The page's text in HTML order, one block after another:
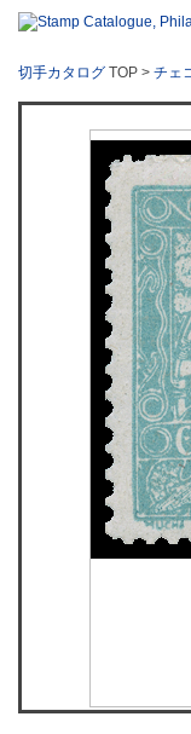
切手カタログ TOP > チェ